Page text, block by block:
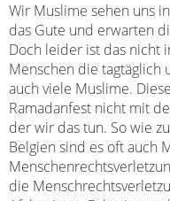
Wir Muslime sehen uns
das Gute und erwarten
Doch leider ist das nicht
Menschen die tagtäglich
auch viele Muslime.
Ramadanfest nicht mit
der wir das tun. So wie
Belgien sind es oft auch
die